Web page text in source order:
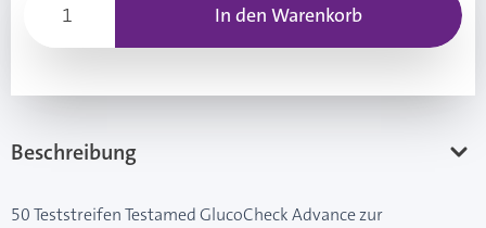
In den Warenkorb
Beschreibung
50 Teststreifen Testamed GlucoCheck Advance zur